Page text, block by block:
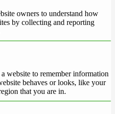
owners to understand how
by collecting and reporting
website to remember information
behaves or looks, like your
that you are in.